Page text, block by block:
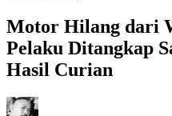
Motor Hilang dari
Pelaku Ditangkap
Hasil Curian